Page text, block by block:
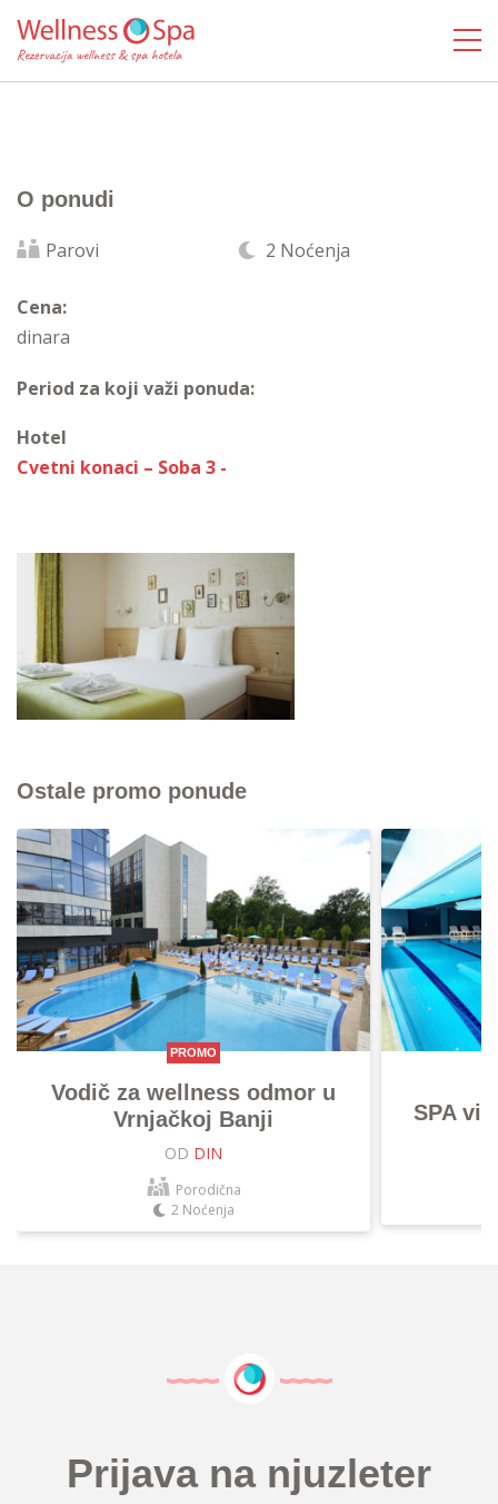
O ponudi
Parovi 2 Noćenja
Cena:
dinara
Period za koji važi ponuda:
Hotel
Cvetni konaci – Soba 3 -
Ostale promo ponude
PROMO
Vodič za wellness odmor u
Vrnjačkoj Banji
OD DIN
Porodična
2 Noćenja
SPA
Prijava na njuzleter